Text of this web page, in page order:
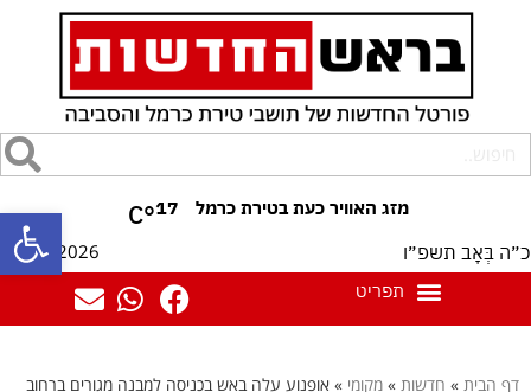
פתח 17
°C
כ״ה בְּאָב תשפ״ו 08/08/2026
דף הבית » חדשות » מקומי » אופנוע עלה באש בכניסה למבנה מגורים ברחוב